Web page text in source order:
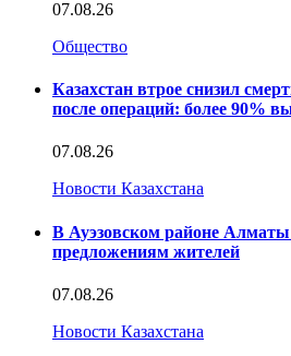
07.08.26
Общество
Казахстан втрое снизил
после операций: более 90%
07.08.26
Новости Казахстана
В Ауэзовском районе
предложениям жителей
07.08.26
Новости Казахстана